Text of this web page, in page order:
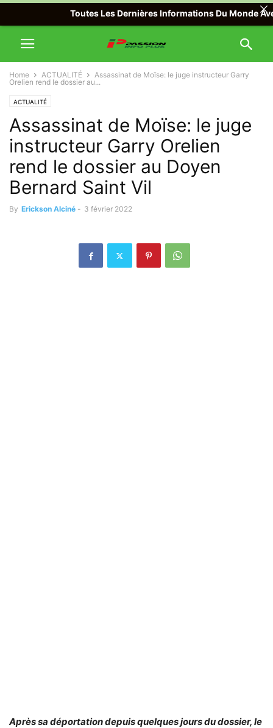
Home ACTUALITÉ
Assassinat de Moïse: le juge instructeur Garry
Orelien rend le dossier au...
ACTUALITÉ
Assassinat de Moïse: le juge
instructeur Garry Orelien
rend le dossier au Doyen
Bernard Saint Vil
By Erickson Alciné - 3 février 2022
Après sa déportation depuis quelques jours du dossier, le
Toutes Les Dernières Informations Du Monde